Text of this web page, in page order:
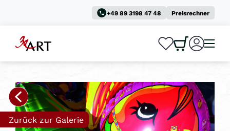
+49 89 3198 47 48 Preisrechner
0
Zurück zur Galerie